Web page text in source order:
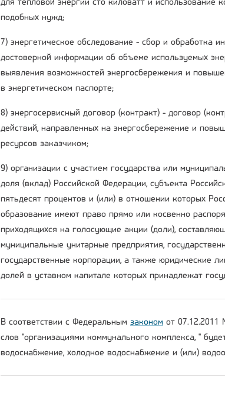
для тепловой энергии сто киловатт и
подобных нужд;
7) энергетическое обследование - сбор и обработка
достоверной информации об объеме используемых
выявления возможностей энергосбережения и
в энергетическом паспорте;
8) энергосервисный договор (контракт) - договор
действий, направленных на энергосбережение и
ресурсов заказчиком;
9) организации с участием государства или
доля (вклад) Российской Федерации, субъекта
пятьдесят процентов и (или) в отношении которых
образование имеют право прямо или косвенно
приходящихся на голосующие акции (доли),
муниципальные унитарные предприятия,
государственные корпорации, а также юридические
долей в уставном капитале которых принадлежат
В соответствии с Федеральным законом от 07.12.2011
слов "организациями коммунального комплекса, "
водоснабжение, холодное водоснабжение и (или)